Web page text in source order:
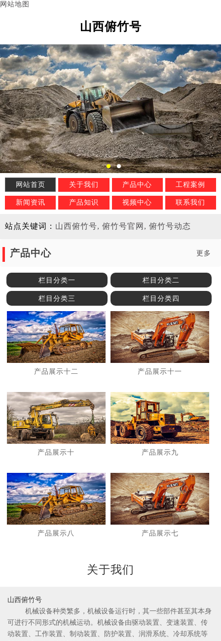
网站地图
山西俯竹号
2
网站首页 关于我们 产品中心 工程案例
新闻资讯 产品知识 视频中心 联系我们
站点关键词： 山西俯竹号, 俯竹号官网, 俯竹号动态
产品中心 更多
栏目分类一 栏目分类二
栏目分类三 栏目分类四
产品展示十二 产品展示十一
产品展示十 产品展示九
产品展示八 产品展示七
关于我们
山西俯竹号
机械设备种类繁多，机械设备运行时，其一些部件甚至其本身
可进行不同形式的机械运动。机械设备由驱动装置、变速装置、传
动装置、工作装置、制动装置、防护装置、润滑系统、冷却系统等